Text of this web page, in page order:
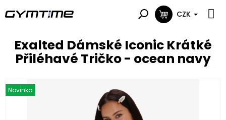
na
NÁKUPNÍ
CZK
Exalted Dámské Iconic Krátké
Přiléhavé Tričko - ocean navy
Novinka